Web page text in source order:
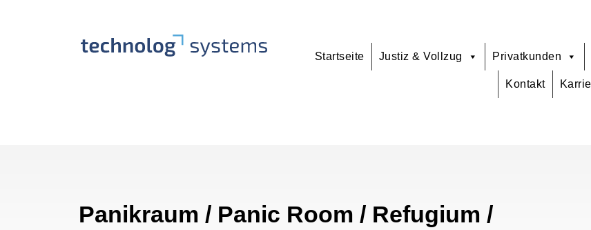
Startseite Justiz & Vollzug Privatkunden
Kontakt
Panikraum / Panic Room / Refugium /